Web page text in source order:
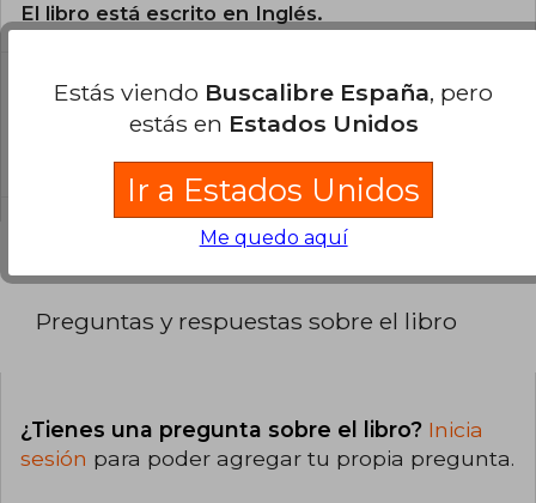
El libro está escrito en Inglés.
¿Cuál es la encuadernación de este libro?
La encuadernación de esta edición es Tapa
Preguntas y respuestas sobre el libro
¿Tienes una pregunta sobre el libro? Inicia
sesión para poder agregar tu propia pregunta.
Estás viendo Buscalibre España, pero
estás en Estados Unidos
Ir a Estados Unidos
Me quedo aquí